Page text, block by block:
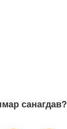
санагдав?